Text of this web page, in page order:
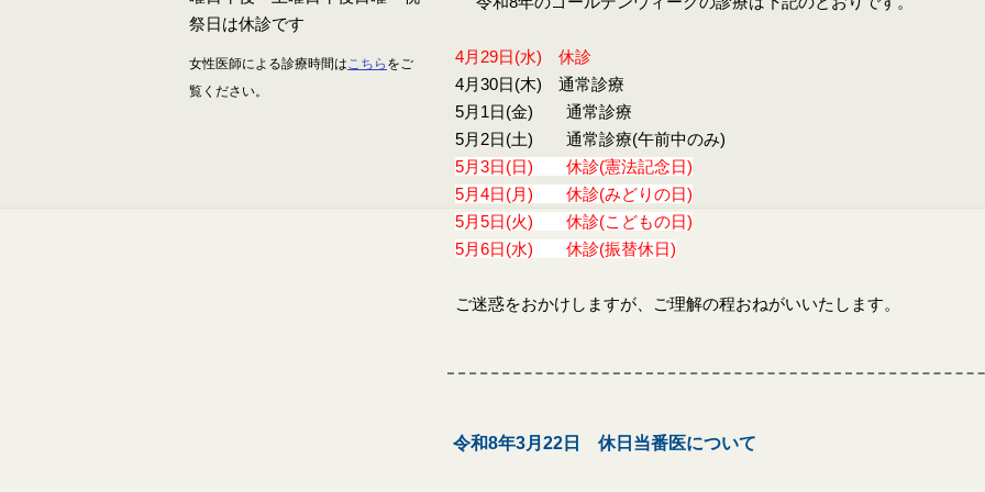
女性医師による診療時間はこちら をご
覧ください。
4月29日(水) 休診
4月30日(木) 通常診療
5月1日(金) 通常診療
5月2日(土) 通常診療(午前中のみ)
5月3日(日) 休診(憲法記念日)
5月4日(月) 休診(みどりの日)
5月5日(火) 休診(こどもの日)
5月6日(水) 休診(振替休日)
ご迷惑をおかけしますが、ご理解の程おねがいいたします。
令和8年3月22日 休日当番医について